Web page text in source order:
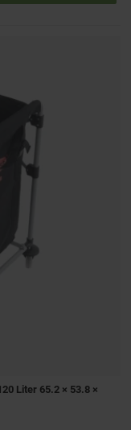
Liter 65.2 × 53.8 ×